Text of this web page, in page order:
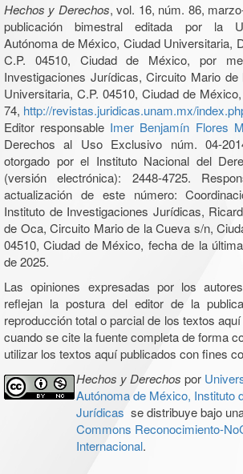
Hechos y Derechos, vol. 16, núm. 86,
publicación bimestral editada por la
Autónoma de México, Ciudad Universitaria,
C.P. 04510, Ciudad de México, por
Investigaciones Jurídicas, Circuito Mario
Universitaria, C.P. 04510, Ciudad de
74, http://revistas.juridicas.unam.mx/
Editor responsable Imer Benjamín Flores
Derechos al Uso Exclusivo núm. 04-
otorgado por el Instituto Nacional del
(versión electrónica): 2448-4725.
actualización de este número:
Instituto de Investigaciones Jurídicas,
de Oca, Circuito Mario de la Cueva s/n,
04510, Ciudad de México, fecha de la
de 2025.
Las opiniones expresadas por los
reflejan la postura del editor de la
reproducción total o parcial de los textos
cuando se cite la fuente completa de forma
utilizar los textos aquí publicados con fines
Hechos y Derechos por
Autónoma de México, Instituto
Jurídicas se distribuye bajo
Commons Reconocimiento-
Internacional.